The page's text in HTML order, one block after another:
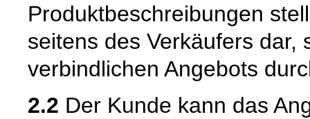
Produktbeschreibungen
seitens des Verkäufers dar,
verbindlichen Angebots
2.2 Der Kunde kann das